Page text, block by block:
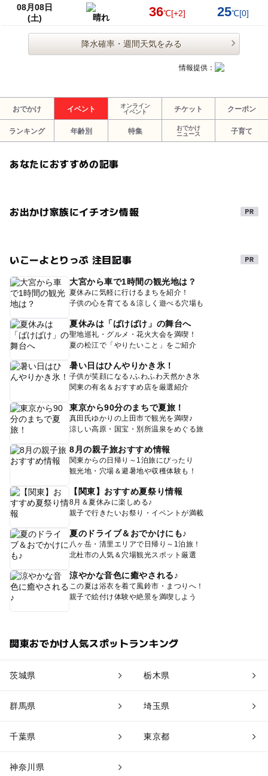
08月08日
(土)
晴れ 36℃[+2] 25℃[0]
降水確率・週間天気をみる
情報提供：
おでかけ イベント
オンライン
イベント
チケット クーポン
ランキング 年齢別 特集
おでかけ
ニュース
子育て
あなたにおすすめの記事
お出かけ家族にイチオシ情報
いこーよとりっぷ 注目記事
大宮から車で1時間の観光地は？
夏休みに気軽に行けるまちを紹介！
子供の心を育てる＆涼しく遊べる穴場も
夏休みは「ばけばけ」の舞台へ
聖地巡礼・グルメ・花火大会を満喫！
夏の松江で「やりたいこと」をご紹介
暑い日はひんやりかき氷！
子供が笑顔になる♪ふわふわ天然かき氷
関東の有名＆おすすめ店を厳選紹介
東京から90分のまちで夏旅！
真田氏ゆかりの上田市で観光を満喫♪
涼しい高原・国宝・別所温泉をめぐる旅
8月の親子旅おすすめ情報
関東からの日帰り～1泊旅にぴったり
観光地・穴場＆避暑地や収穫体験も！
【関東】おすすめ夏祭り情報
8月＆夏休みに楽しめる♪
親子で行きたいお祭り・イベントが満載
夏のドライブ＆おでかけにも♪
八ヶ岳・清里エリアで日帰り～1泊旅！
北杜市の人気＆穴場観光スポット厳選
涼やかな音色に癒やされる♪
この夏は浴衣を着て風鈴市・まつりへ！
親子で絵付け体験や絶景を満喫しよう
関東おでかけ人気スポットランキング
茨城県 栃木県
群馬県 埼玉県
千葉県 東京都
神奈川県